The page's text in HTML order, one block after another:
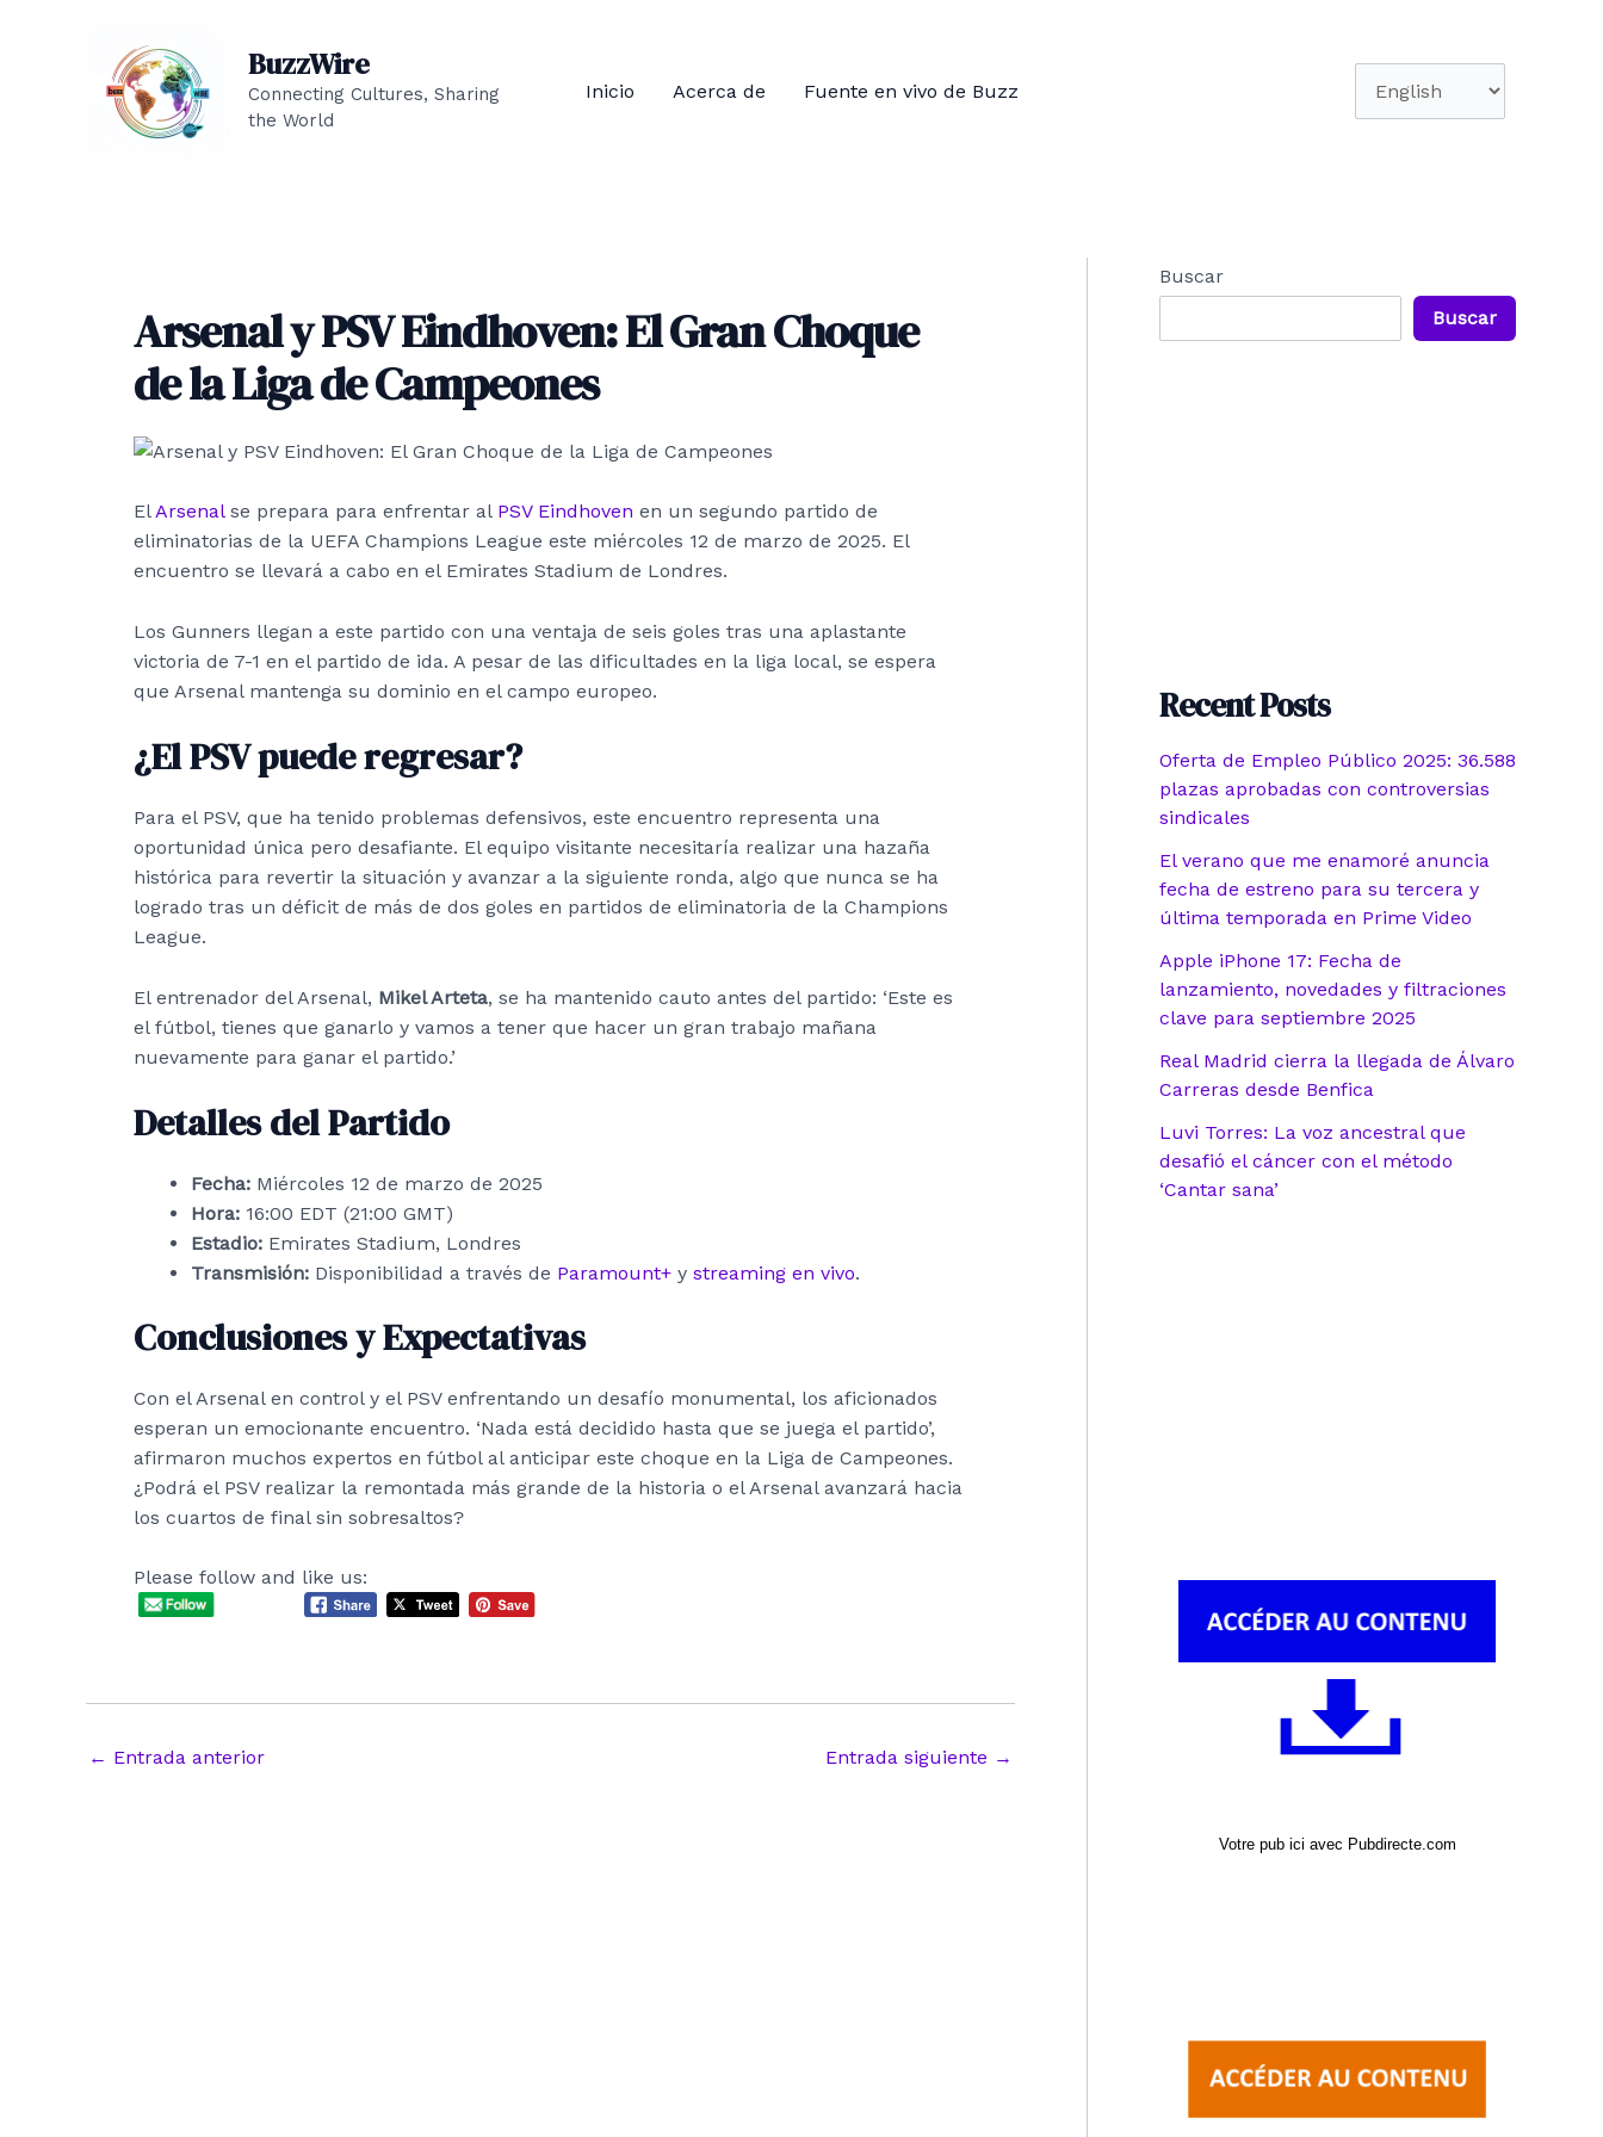
BuzzWire
Connecting Cultures, Sharing
the World
Inicio Acerca de Fuente en vivo de Buzz
Arsenal y PSV Eindhoven: El Gran Choque
de la Liga de Campeones
ElArsenalse prepara para enfrentar al PSV Eindhoven en un segundo partido de
eliminatorias de la UEFA Champions League este miércoles 12 de marzo de 2025. El
encuentro se llevará a cabo en el Emirates Stadium de Londres.
Los Gunners llegan a este partido con una ventaja de seis goles tras una aplastante
victoria de 7-1 en el partido de ida. A pesar de las dificultades en la liga local, se espera
que Arsenal mantenga su dominio en el campo europeo.
¿El PSV puede regresar?
Para el PSV, que ha tenido problemas defensivos, este encuentro representa una
oportunidad única pero desafiante. El equipo visitante necesitaría realizar una hazaña
histórica para revertir la situación y avanzar a la siguiente ronda, algo que nunca se ha
logrado tras un déficit de más de dos goles en partidos de eliminatoria de la Champions
League.
El entrenador del Arsenal, Mikel Arteta, se ha mantenido cauto antes del partido: ‘Este es
el fútbol, tienes que ganarlo y vamos a tener que hacer un gran trabajo mañana
nuevamente para ganar el partido.’
Detalles del Partido
Fecha: Miércoles 12 de marzo de 2025
Hora: 16:00 EDT (21:00 GMT)
Estadio: Emirates Stadium, Londres
Transmisión: Disponibilidad a través de Paramount+ y streaming en vivo.
Conclusiones y Expectativas
Con el Arsenal en control y el PSV enfrentando un desafío monumental, los aficionados
esperan un emocionante encuentro. ‘Nada está decidido hasta que se juega el partido’,
afirmaron muchos expertos en fútbol al anticipar este choque en la Liga de Campeones.
¿Podrá el PSV realizar la remontada más grande de la historia o el Arsenal avanzará hacia
los cuartos de final sin sobresaltos?
Please follow and like us:
Navegación
← Entrada anterior Entrada siguiente →
Buscar
Buscar
Recent Posts
Oferta de Empleo Público 2025: 36.588
plazas aprobadas con controversias
sindicales
El verano que me enamoré anuncia
fecha de estreno para su tercera y
última temporada en Prime Video
Apple iPhone 17: Fecha de
lanzamiento, novedades y filtraciones
clave para septiembre 2025
Real Madrid cierra la llegada de Álvaro
Carreras desde Benfica
Luvi Torres: La voz ancestral que
desafió el cáncer con el método
‘Cantar sana’
Votre pub ici avec Pubdirecte.com